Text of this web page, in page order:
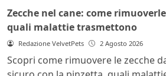
Zecche nel cane: come
quali malattie trasmettono
Redazione VelvetPets 2 Agosto 2026
Scopri come rimuovere le zecche